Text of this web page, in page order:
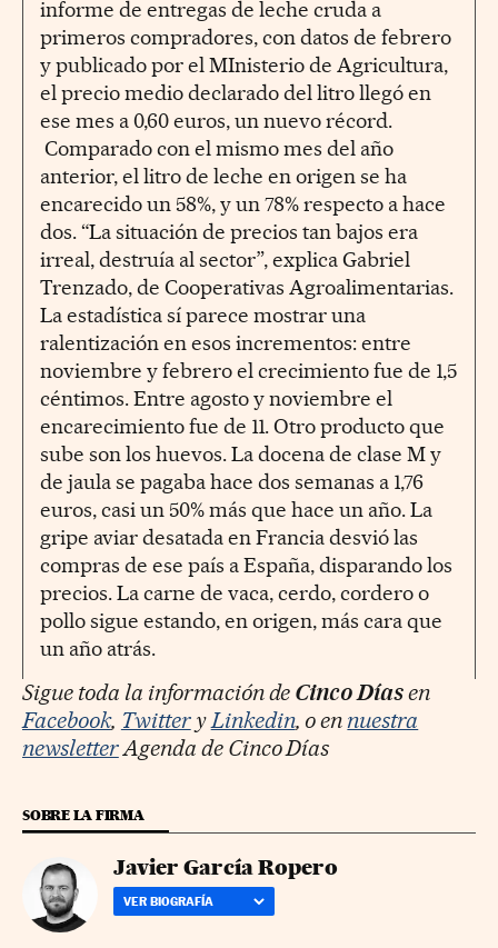
informe de entregas de leche cruda a
primeros compradores, con datos de febrero
y publicado por el MInisterio de Agricultura,
el precio medio declarado del litro llegó en
ese mes a 0,60 euros, un nuevo récord.
Comparado con el mismo mes del año
anterior, el litro de leche en origen se ha
encarecido un 58%, y un 78% respecto a hace
dos. “La situación de precios tan bajos era
irreal, destruía al sector”, explica Gabriel
Trenzado, de Cooperativas Agroalimentarias.
La estadística sí parece mostrar una
ralentización en esos incrementos: entre
noviembre y febrero el crecimiento fue de 1,5
céntimos. Entre agosto y noviembre el
encarecimiento fue de 11. Otro producto que
sube son los huevos. La docena de clase M y
de jaula se pagaba hace dos semanas a 1,76
euros, casi un 50% más que hace un año. La
gripe aviar desatada en Francia desvió las
compras de ese país a España, disparando los
precios. La carne de vaca, cerdo, cordero o
pollo sigue estando, en origen, más cara que
un año atrás.
Sigue toda la información de Cinco Díasen
Facebook, TwitteryLinkedin, o ennuestra
newsletterAgenda de Cinco Días
SOBRE LA FIRMA
Javier García Ropero
VER BIOGRAFÍA